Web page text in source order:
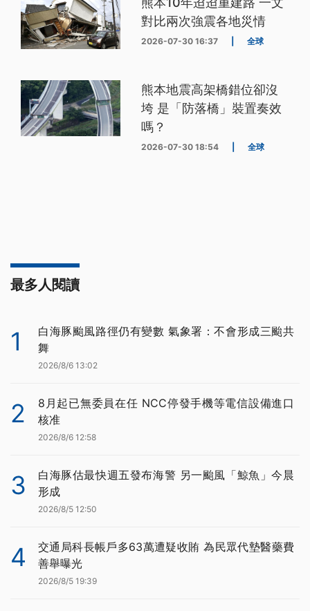
對比兩次強震各地災情
2026-07-30 16:37 全球
熊本地震高架橋錯位卻沒
垮 是「防落橋」裝置奏效
嗎？
2026-07-30 18:54 全球
最多人閱讀
1
白海豚颱風路徑仍有變數 氣象署：不會形成三颱共
舞
2026/8/6 13:02
2
8月起已無委員在任 NCC停發手機等電信設備進口
核准
2026/8/6 12:58
3
白海豚估最快週五發布海警 另一颱風「鯨魚」今晨
形成
2026/8/5 12:50
4
交通局科長帳戶多63萬遭疑收賄 為民眾代墊醫藥費
善舉曝光
2026/8/5 19:39